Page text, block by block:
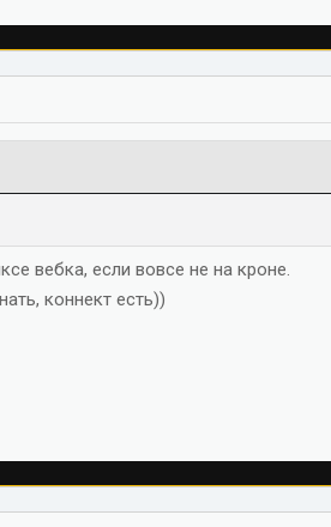
вебка, если вовсе не на кроне.
коннект есть))